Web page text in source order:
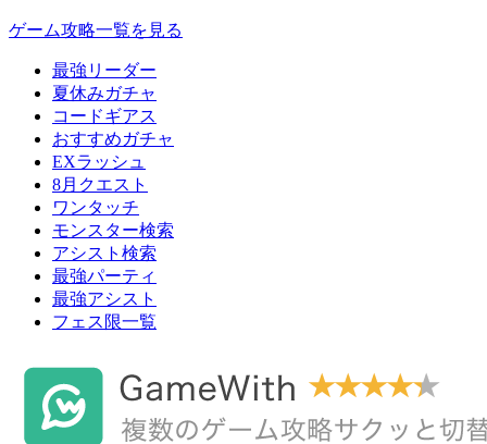
ゲーム攻略一覧を見る
最強リーダー
夏休みガチャ
コードギアス
おすすめガチャ
EXラッシュ
8月クエスト
ワンタッチ
モンスター検索
アシスト検索
最強パーティ
最強アシスト
フェス限一覧